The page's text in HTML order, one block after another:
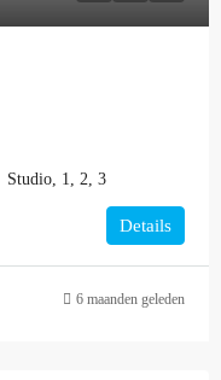
Studio, 1, 2, 3
Details
6 maanden geleden